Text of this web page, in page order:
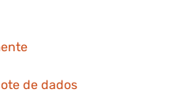
de dados